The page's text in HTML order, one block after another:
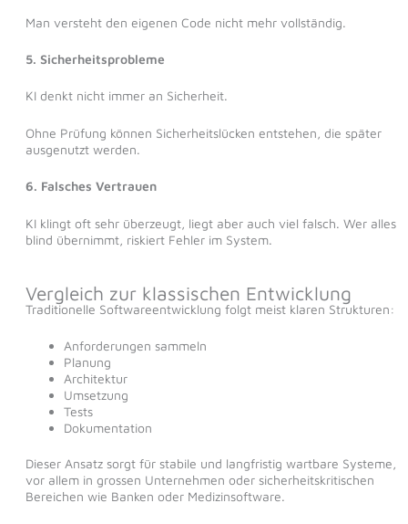
Man versteht den eigenen Code nicht mehr vollständig.
5. Sicherheitsprobleme
KI denkt nicht immer an Sicherheit.
Ohne Prüfung können Sicherheitslücken entstehen, die später
ausgenutzt werden.
6. Falsches Vertrauen
KI klingt oft sehr überzeugt, liegt aber auch viel falsch. Wer alles
blind übernimmt, riskiert Fehler im System.
Vergleich zur klassischen Entwicklung
Traditionelle Softwareentwicklung folgt meist klaren Strukturen:
Anforderungen sammeln
Planung
Architektur
Umsetzung
Tests
Dokumentation
Dieser Ansatz sorgt für stabile und langfristig wartbare Systeme,
vor allem in grossen Unternehmen oder sicherheitskritischen
Bereichen wie Banken oder Medizinsoftware.